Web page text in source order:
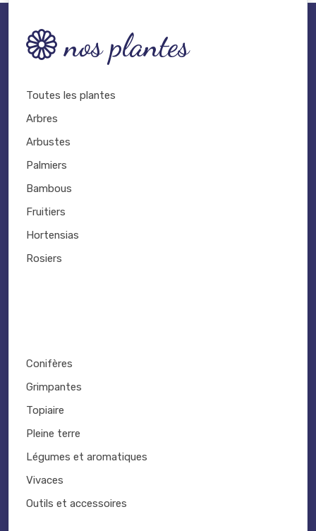
nos plantes
Toutes les plantes
Arbres
Arbustes
Palmiers
Bambous
Fruitiers
Hortensias
Rosiers
Conifères
Grimpantes
Topiaire
Pleine terre
Légumes et aromatiques
Vivaces
Outils et accessoires